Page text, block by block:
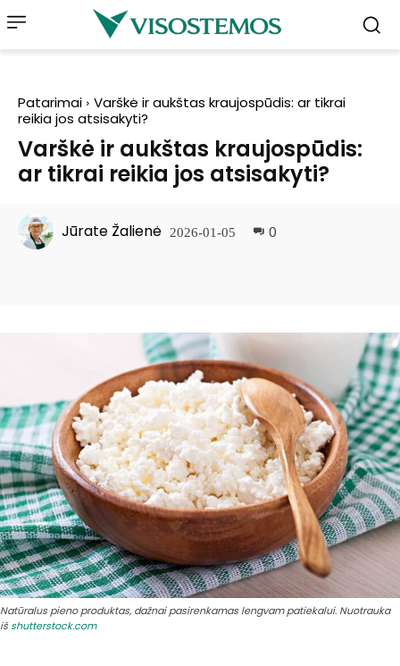
Patarimai
Varškė ir aukštas kraujospūdis: ar tikrai
reikia jos atsisakyti?
Varškė ir aukštas kraujospūdis:
ar tikrai reikia jos atsisakyti?
Jūrate Žalienė 2026-01-05 0
Natūralus pieno produktas, dažnai pasirenkamas lengvam patiekalui. Nuotrauka
išshutterstock.com